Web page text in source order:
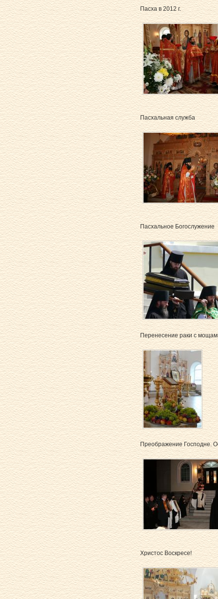
Пасха в 2012 г.
Пасхальная служба
Пасхальное Богослужение
Перенесение раки с
Преображение Господне.
Христос Воскресе!